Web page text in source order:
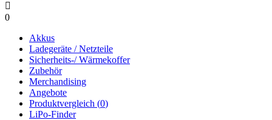

0
Akkus
Ladegeräte / Netzteile
Sicherheits-/ Wärmekoffer
Zubehör
Merchandising
Angebote
Produktvergleich (0)
LiPo-Finder